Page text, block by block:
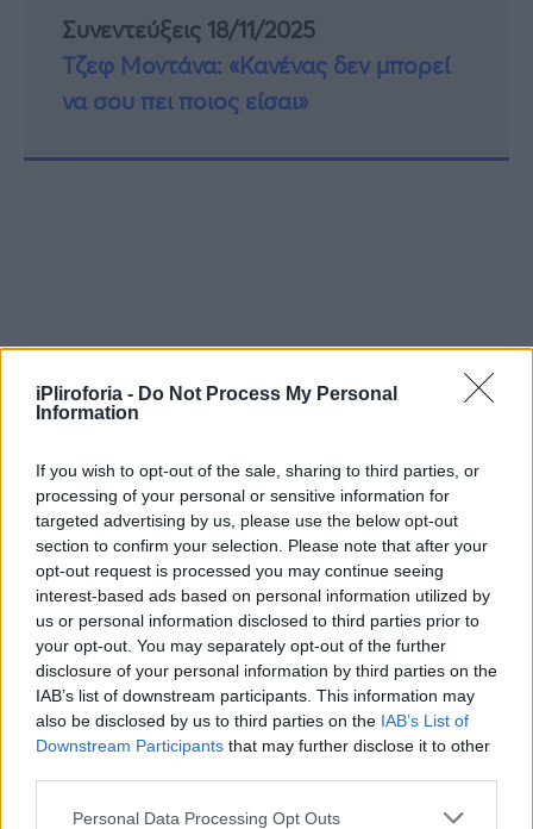
iPliroforia - Do Not Process My Personal
Information
If you wish to opt-out of the sale, sharing to third parties, or
processing of your personal or sensitive information for
targeted advertising by us, please use the below opt-out
section to confirm your selection. Please note that after your
opt-out request is processed you may continue seeing
interest-based ads based on personal information utilized by
us or personal information disclosed to third parties prior to
your opt-out. You may separately opt-out of the further
disclosure of your personal information by third parties on the
IAB’s list of downstream participants. This information may
also be disclosed by us to third parties on the IAB’s List of
Downstream Participants that may further disclose it to other
Personal Data Processing Opt Outs
Συνεντεύξεις 18/11/2025
Τζεφ Μοντάνα: «Κανένας δεν μπορεί
να σου πει ποιος είσαι»